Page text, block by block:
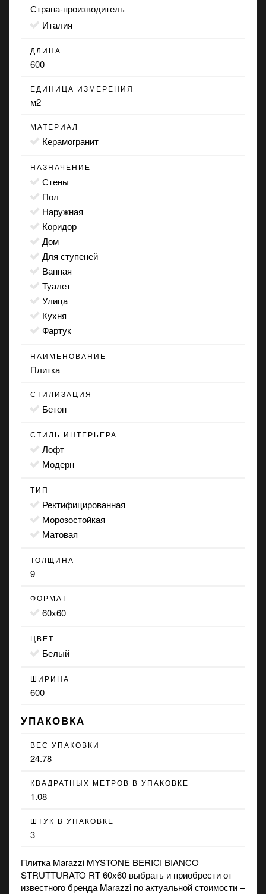
Страна-производитель
Италия
ДЛИНА
600
ЕДИНИЦА ИЗМЕРЕНИЯ
м2
МАТЕРИАЛ
Керамогранит
НАЗНАЧЕНИЕ
стены
пол
наружная
коридор
дом
для ступеней
ванная
туалет
улица
кухня
фартук
НАИМЕНОВАНИЕ
Плитка
СТИЛИЗАЦИЯ
бетон
СТИЛЬ ИНТЕРЬЕРА
лофт
модерн
ТИП
ректифицированная
морозостойкая
матовая
ТОЛЩИНА
9
ФОРМАТ
60x60
ЦВЕТ
белый
ШИРИНА
600
УПАКОВКА
ВЕС УПАКОВКИ
24.78
КВАДРАТНЫХ МЕТРОВ В УПАКОВКЕ
1.08
ШТУК В УПАКОВКЕ
3
Плитка Marazzi MYSTONE BERICI BIANCO
STRUTTURATO RT 60x60 выбрать и приобрести от
известного бренда Marazzi по актуальной стоимости –